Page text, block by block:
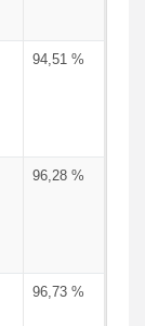
94,51 %
96,28 %
96,73 %